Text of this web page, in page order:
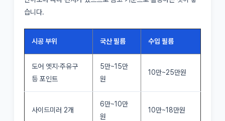
습니다.
시공 부위 국산 필름 수입 필름
도어 엣지·주유구
등 포인트
5만~15만
원
10만~25만원
사이드미러 2개
6만~10만
원
10만~18만원